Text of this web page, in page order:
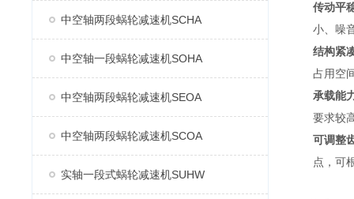
中空轴两段蜗轮减速机SCHA
中空轴一段蜗轮减速机SOHA
中空轴两段蜗轮减速机SEOA
中空轴两段蜗轮减速机SCOA
实轴一段式蜗轮减速机SUHW
传动平
小、噪
结构紧
占用空
承载能
要求较
可调整
点，可